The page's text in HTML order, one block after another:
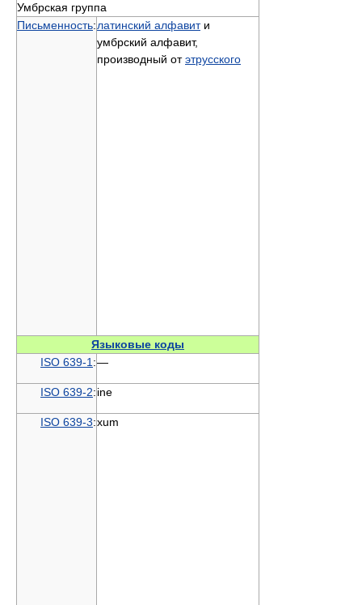
Умбрская группа
Письменность:латинский алфавити
умбрский алфавит,
производный отэтрусского
Языковые коды
ISO 639-1 :—
ISO 639-2:ine
ISO 639-3:xum